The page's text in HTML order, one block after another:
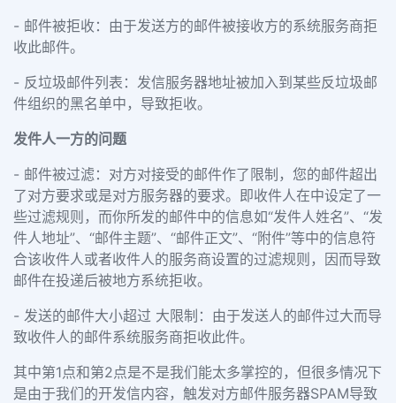
- 邮件被拒收：由于发送方的邮件被接收方的系统服务商拒
收此邮件。
- 反垃圾邮件列表：发信服务器地址被加入到某些反垃圾邮
件组织的黑名单中，导致拒收。
发件人一方的问题
- 邮件被过滤：对方对接受的邮件作了限制，您的邮件超出
了对方要求或是对方服务器的要求。即收件人在中设定了一
些过滤规则，而你所发的邮件中的信息如“发件人姓名”、“发
件人地址”、“邮件主题”、“邮件正文”、“附件”等中的信息符
合该收件人或者收件人的服务商设置的过滤规则，因而导致
邮件在投递后被地方系统拒收。
- 发送的邮件大小超过 大限制：由于发送人的邮件过大而导
致收件人的邮件系统服务商拒收此件。
其中第1点和第2点是不是我们能太多掌控的，但很多情况下
是由于我们的开发信内容，触发对方邮件服务器SPAM导致